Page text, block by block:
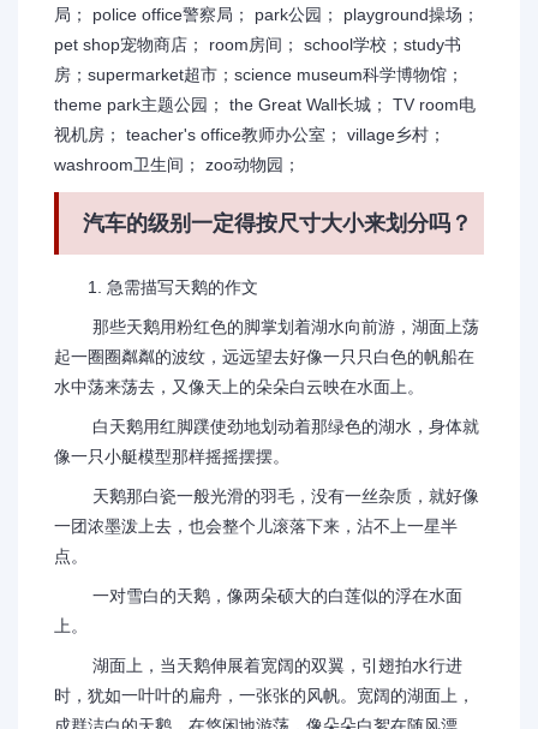
局； police office警察局； park公园； playground操场；
pet shop宠物商店； room房间； school学校；study书
房；supermarket超市；science museum科学博物馆；
theme park主题公园； the Great Wall长城； TV room电
视机房； teacher's office教师办公室； village乡村；
washroom卫生间； zoo动物园；
汽车的级别一定得按尺寸大小来划分吗？
1. 急需描写天鹅的作文
那些天鹅用粉红色的脚掌划着湖水向前游，湖面上荡
起一圈圈粼粼的波纹，远远望去好像一只只白色的帆船在
水中荡来荡去，又像天上的朵朵白云映在水面上。
白天鹅用红脚蹼使劲地划动着那绿色的湖水，身体就
像一只小艇模型那样摇摇摆摆。
天鹅那白瓷一般光滑的羽毛，没有一丝杂质，就好像
一团浓墨泼上去，也会整个儿滚落下来，沾不上一星半
点。
一对雪白的天鹅，像两朵硕大的白莲似的浮在水面
上。
湖面上，当天鹅伸展着宽阔的双翼，引翅拍水行进
时，犹如一叶叶的扁舟，一张张的风帆。宽阔的湖面上，